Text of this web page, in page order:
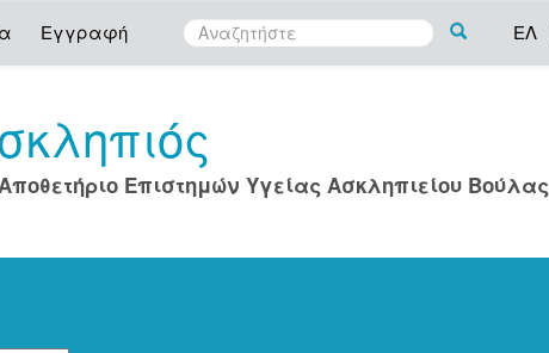
Εγγραφή ΕΛ
Επιστημών Υγείας Ασκληπιείου Βούλας